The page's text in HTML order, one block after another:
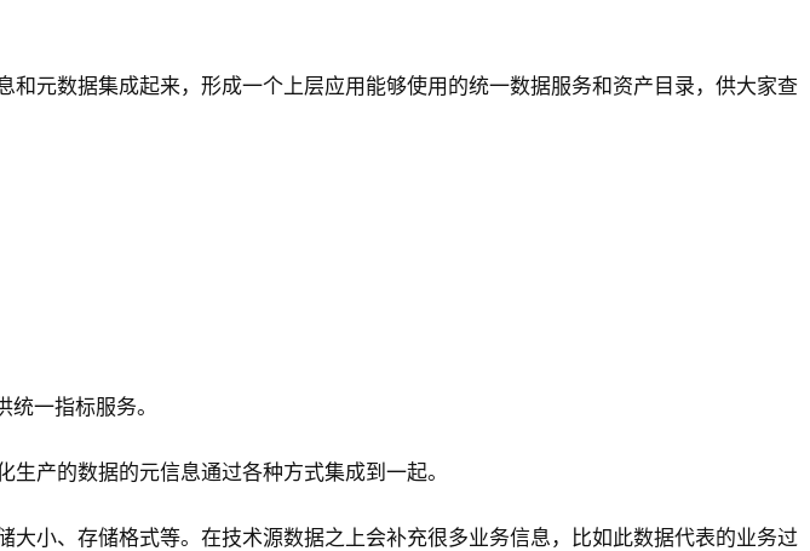
元数据集成起来，形成一个上层应用能够使用的统一数据服务和资产目录，供大家查
统一指标服务。
生产的数据的元信息通过各种方式集成到一起。
小、存储格式等。在技术源数据之上会补充很多业务信息，比如此数据代表的业务过